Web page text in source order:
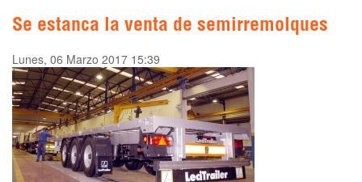
Se estanca la venta de semirremolques
Lunes, 06 Marzo 2017 15:39